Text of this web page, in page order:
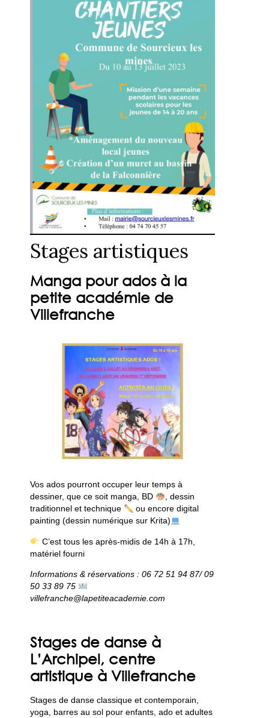
Stages artistiques
Manga pour ados à la
petite académie de
Villefranche
Vos ados pourront occuper leur temps à
dessiner, que ce soit manga, BD
, dessin
traditionnel et technique
ou encore digital
painting (dessin numérique sur Krita)
C’est tous les après-midis de 14h à 17h,
matériel fourni
Informations & réservations : 06 72 51 94 87/ 09
50 33 89 75
villefranche@lapetiteacademie.com
Stages de danse à
L’Archipel, centre
artistique à Villefranche
Stages de danse classique et contemporain,
yoga, barres au sol pour enfants, ado et adultes